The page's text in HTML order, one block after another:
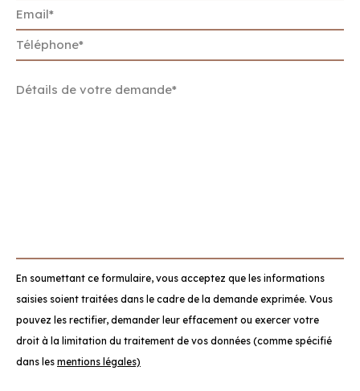
En soumettant ce formulaire, vous acceptez que les informations
saisies soient traitées dans le cadre de la demande exprimée. Vous
pouvez les rectifier, demander leur effacement ou exercer votre
droit à la limitation du traitement de vos données (comme spécifié
dans les mentions légales)